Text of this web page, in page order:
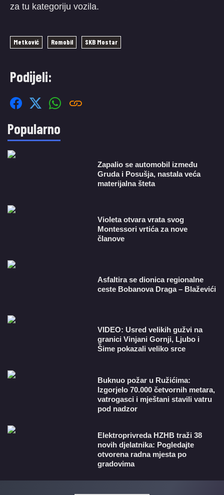
za tu kategoriju vozila.
Metković Romobil SKB Mostar
Podijeli:
Popularno
Zapalio se automobil između
Gruda i Posušja, nastala veća
materijalna šteta
Violeta otvara vrata svog
Montessori vrtića za nove
članove
Asfaltira se dionica regionalne
ceste Bobanova Draga – Blaževići
VIDEO: Usred velikih gužvi na
granici Vinjani Gornji, Ljubo i
Šime pokazali veliko srce
Buknuo požar u Ružićima:
Izgorjelo 70.000 četvornih metara,
vatrogasci i mještani stavili vatru
pod nadzor
​Elektroprivreda HZHB traži 38
novih djelatnika: Pogledajte
otvorena radna mjesta po
gradovima